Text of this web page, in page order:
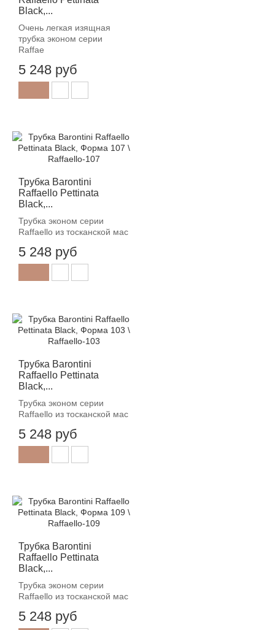
Black,...
Очень легкая изящная
трубка эконом серии
Raffae
5 248 руб
Трубка Barontini
Raffaello Pettinata
Black,...
Трубка эконом серии
Raffaello из тосканской мас
5 248 руб
Трубка Barontini
Raffaello Pettinata
Black,...
Трубка эконом серии
Raffaello из тосканской мас
5 248 руб
Трубка Barontini
Raffaello Pettinata
Black,...
Трубка эконом серии
Raffaello из тосканской мас
5 248 руб